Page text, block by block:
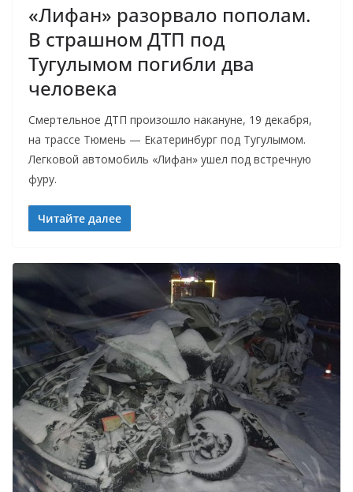
«Лифан» разорвало пополам.
В страшном ДТП под
Тугулымом погибли два
человека
Смертельное ДТП произошло накануне, 19 декабря,
на трассе Тюмень — Екатеринбург под Тугулымом.
Легковой автомобиль «Лифан» ушел под встречную
фуру.
Читайте далее